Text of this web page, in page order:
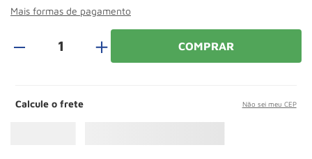
Mais formas de pagamento
＋ COMPRAR
Calcule o frete Não sei meu CEP